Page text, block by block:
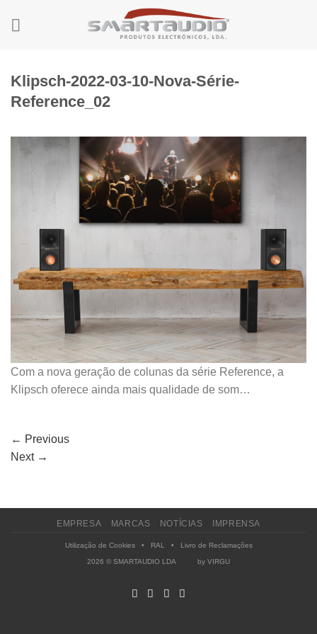
Klipsch-2022-03-10-Nova-Série-
Reference_02
Com a nova geração de colunas da série Reference, a
Klipsch oferece ainda mais qualidade de som…
← Previous
Next →
EMPRESA MARCAS NOTÍCIAS IMPRENSA
Utilização de Cookies• RAL • Livro de Reclamações
2026 © SMARTAUDIO LDA by VIRGU